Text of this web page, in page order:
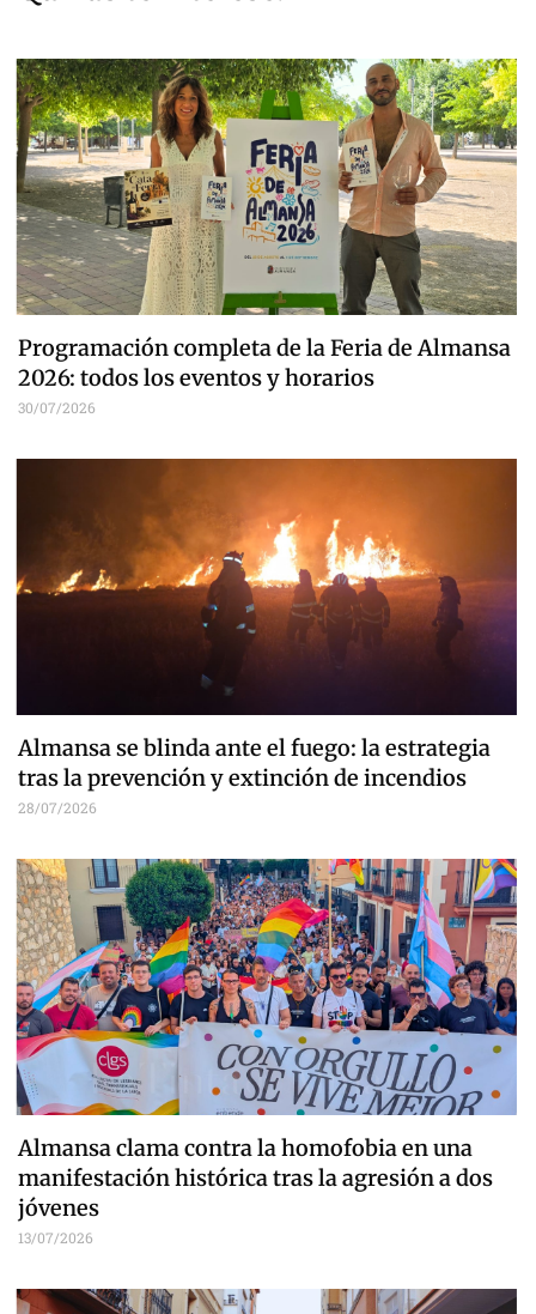
Programación completa de la Feria de Almansa
2026: todos los eventos y horarios
30/07/2026
Almansa se blinda ante el fuego: la estrategia
tras la prevención y extinción de incendios
28/07/2026
Almansa clama contra la homofobia en una
manifestación histórica tras la agresión a dos
jóvenes
13/07/2026